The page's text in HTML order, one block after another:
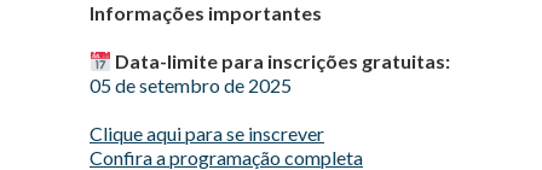
Informações importantes
Data-limite para inscrições gratuitas:
05 de setembro de 2025
Clique aqui para se inscrever
Confira a programação completa